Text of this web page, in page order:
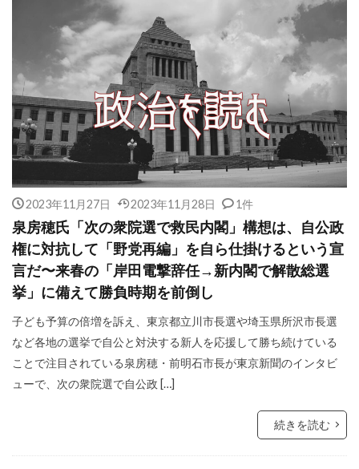
2023年11月27日 2023年11月28日 1件
泉房穂氏「次の衆院選で救民内閣」構想は、自公政
権に対抗して「野党再編」を自ら仕掛けるという宣
言だ〜来春の「岸田電撃辞任→新内閣で解散総選
挙」に備えて勝負時期を前倒し
子ども予算の倍増を訴え、東京都立川市長選や埼玉県所沢市長選
など各地の選挙で自公と対決する新人を応援して勝ち続けている
ことで注目されている泉房穂・前明石市長が東京新聞のインタビ
ューで、次の衆院選で自公政 […]
続きを読む